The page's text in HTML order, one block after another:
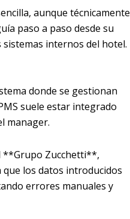
aunque técnicamente
paso a paso desde su
sistemas internos del hotel.
donde se gestionan
suele estar integrado
manager.
**Grupo Zucchetti**,
los datos introducidos
errores manuales y